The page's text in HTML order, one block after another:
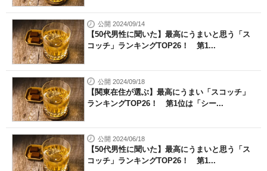
公開 2024/09/14
【50代男性に聞いた】最高にうまいと思う「ス
コッチ」ランキングTOP26！ 第1...
公開 2024/09/18
【関東在住が選ぶ】最高にうまい「スコッチ」
ランキングTOP26！ 第1位は「シー...
公開 2024/06/18
【50代男性に聞いた】最高にうまいと思う「ス
コッチ」ランキングTOP26！ 第1...